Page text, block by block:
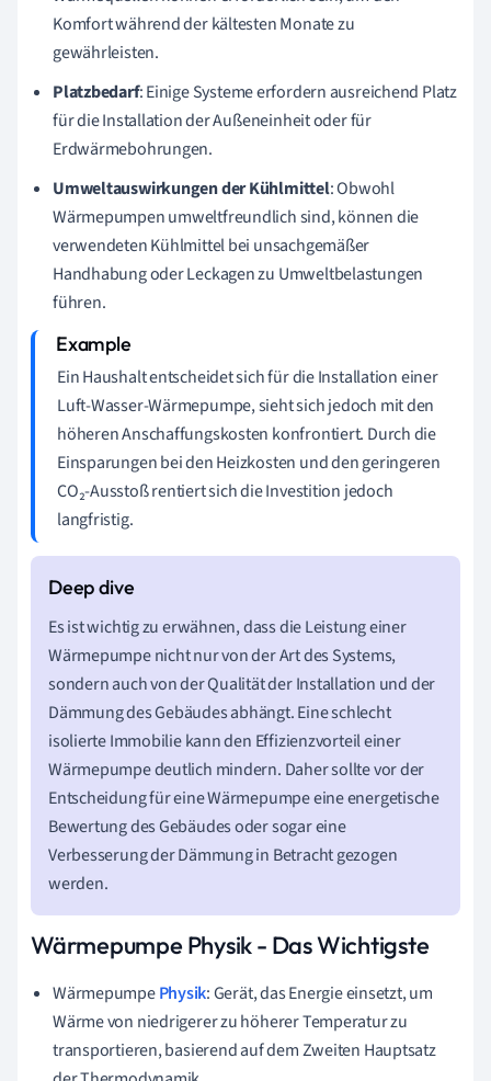
Komfort während der kältesten Monate zu
gewährleisten.
Platzbedarf: Einige Systeme erfordern ausreichend Platz
für die Installation der Außeneinheit oder für
Erdwärmebohrungen.
Umweltauswirkungen der Kühlmittel: Obwohl
Wärmepumpen umweltfreundlich sind, können die
verwendeten Kühlmittel bei unsachgemäßer
Handhabung oder Leckagen zu Umweltbelastungen
führen.
Ein Haushalt entscheidet sich für die Installation einer
Luft-Wasser-Wärmepumpe, sieht sich jedoch mit den
höheren Anschaffungskosten konfrontiert. Durch die
Einsparungen bei den Heizkosten und den geringeren
CO₂-Ausstoß rentiert sich die Investition jedoch
langfristig.
Es ist wichtig zu erwähnen, dass die Leistung einer
Wärmepumpe nicht nur von der Art des Systems,
sondern auch von der Qualität der Installation und der
Dämmung des Gebäudes abhängt. Eine schlecht
isolierte Immobilie kann den Effizienzvorteil einer
Wärmepumpe deutlich mindern. Daher sollte vor der
Entscheidung für eine Wärmepumpe eine energetische
Bewertung des Gebäudes oder sogar eine
Verbesserung der Dämmung in Betracht gezogen
werden.
Wärmepumpe Physik - Das Wichtigste
WärmepumpePhysik: Gerät, das Energie einsetzt, um
Wärme von niedrigerer zu höherer Temperatur zu
transportieren, basierend auf dem Zweiten Hauptsatz